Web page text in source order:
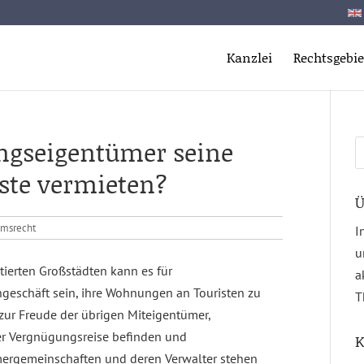
Kanzlei
seine
vermieten?
Großstädten kann es für
sein, ihre Wohnungen an Touristen zu
Freude der übrigen Miteigentümer,
Vergnügungsreise befinden und
und deren Verwalter stehen